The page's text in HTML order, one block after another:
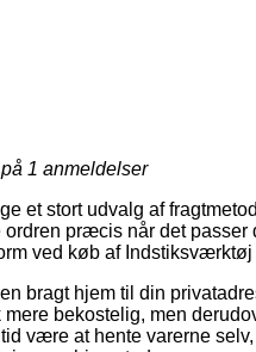
1 anmeldelser
et stort udvalg af
præcis når det
ved køb af Indstiksværktøj
bragt hjem til din
bekostelig, men
være at hente varerne